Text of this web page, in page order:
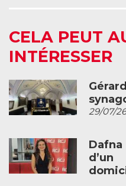
CELA PEUT
INTÉRESSER
29/07/26